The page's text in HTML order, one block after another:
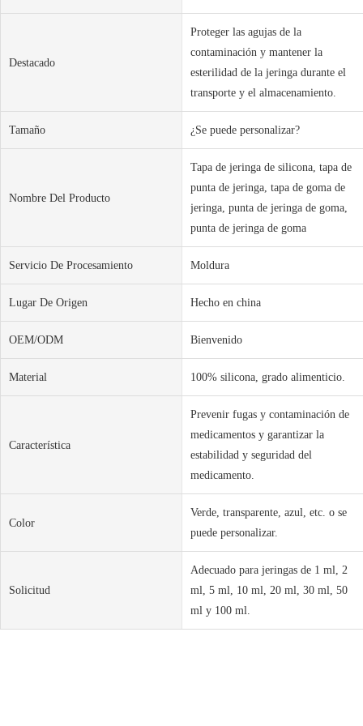
Destacado
Proteger las agujas de la
contaminación y mantener la
esterilidad de la jeringa durante el
transporte y el almacenamiento.
Tamaño ¿Se puede personalizar?
Nombre Del Producto
Tapa de jeringa de silicona, tapa de
punta de jeringa, tapa de goma de
jeringa, punta de jeringa de goma,
punta de jeringa de goma
Servicio De Procesamiento Moldura
Lugar De Origen Hecho en china
OEM/ODM Bienvenido
Material 100% silicona, grado alimenticio.
Característica
Prevenir fugas y contaminación de
medicamentos y garantizar la
estabilidad y seguridad del
medicamento.
Color
Verde, transparente, azul, etc. o se
puede personalizar.
Solicitud
Adecuado para jeringas de 1 ml, 2
ml, 5 ml, 10 ml, 20 ml, 30 ml, 50
ml y 100 ml.